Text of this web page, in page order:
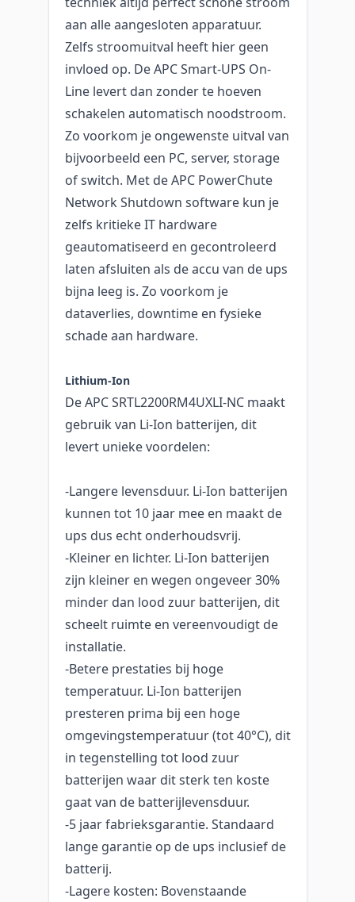
aan alle aangesloten apparatuur.
Zelfs stroomuitval heeft hier geen
invloed op. De APC Smart-UPS On-
Line levert dan zonder te hoeven
schakelen automatisch noodstroom.
Zo voorkom je ongewenste uitval van
bijvoorbeeld een PC, server, storage
of switch. Met de APC PowerChute
Network Shutdown software kun je
zelfs kritieke IT hardware
geautomatiseerd en gecontroleerd
laten afsluiten als de accu van de ups
bijna leeg is. Zo voorkom je
dataverlies, downtime en fysieke
schade aan hardware.
Lithium-Ion
De APC SRTL2200RM4UXLI-NC maakt
gebruik van Li-Ion batterijen, dit
levert unieke voordelen:
-Langere levensduur. Li-Ion batterijen
kunnen tot 10 jaar mee en maakt de
ups dus echt onderhoudsvrij.
-Kleiner en lichter. Li-Ion batterijen
zijn kleiner en wegen ongeveer 30%
minder dan lood zuur batterijen, dit
scheelt ruimte en vereenvoudigt de
installatie.
-Betere prestaties bij hoge
temperatuur. Li-Ion batterijen
presteren prima bij een hoge
omgevingstemperatuur (tot 40°C), dit
in tegenstelling tot lood zuur
batterijen waar dit sterk ten koste
gaat van de batterijlevensduur.
-5 jaar fabrieksgarantie. Standaard
lange garantie op de ups inclusief de
batterij.
-Lagere kosten: Bovenstaande